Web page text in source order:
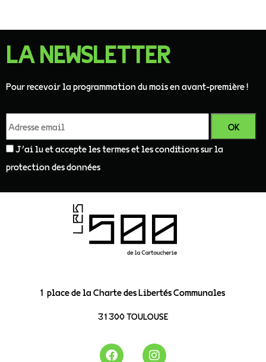
LA NEWSLETTER
Pour recevoir la programmation du mois en avant-première !
J'ai lu et accepte les termes et les conditions sur la
protection des données
1 place de la Charte des Libertés Communales
31300 TOULOUSE